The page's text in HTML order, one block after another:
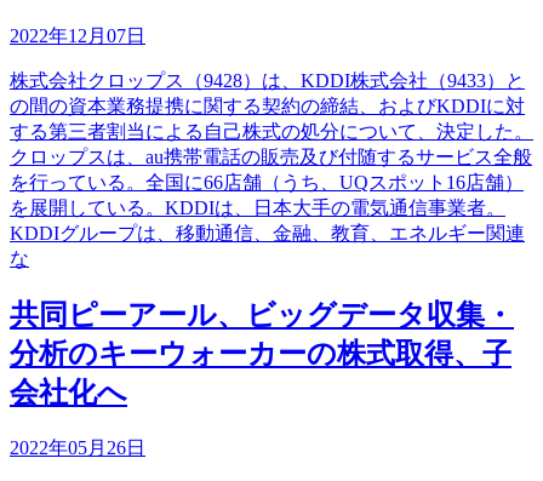
2022年12月07日
株式会社クロップス（9428）は、KDDI株式会社（9433）と
の間の資本業務提携に関する契約の締結、およびKDDIに対
する第三者割当による自己株式の処分について、決定した。
クロップスは、au携帯電話の販売及び付随するサービス全般
を行っている。全国に66店舗（うち、UQスポット16店舗）
を展開している。KDDIは、日本大手の電気通信事業者。
KDDIグループは、移動通信、金融、教育、エネルギー関連
な
共同ピーアール、ビッグデータ収集・
分析のキーウォーカーの株式取得、子
会社化へ
2022年05月26日